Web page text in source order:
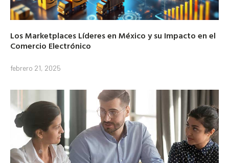
Los Marketplaces Líderes en México y su Impacto en el
Comercio Electrónico
febrero 21, 2025